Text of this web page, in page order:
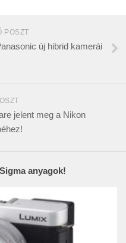
POSZT
új hibrid kamerái
jelent meg a Nikon
anyagok!